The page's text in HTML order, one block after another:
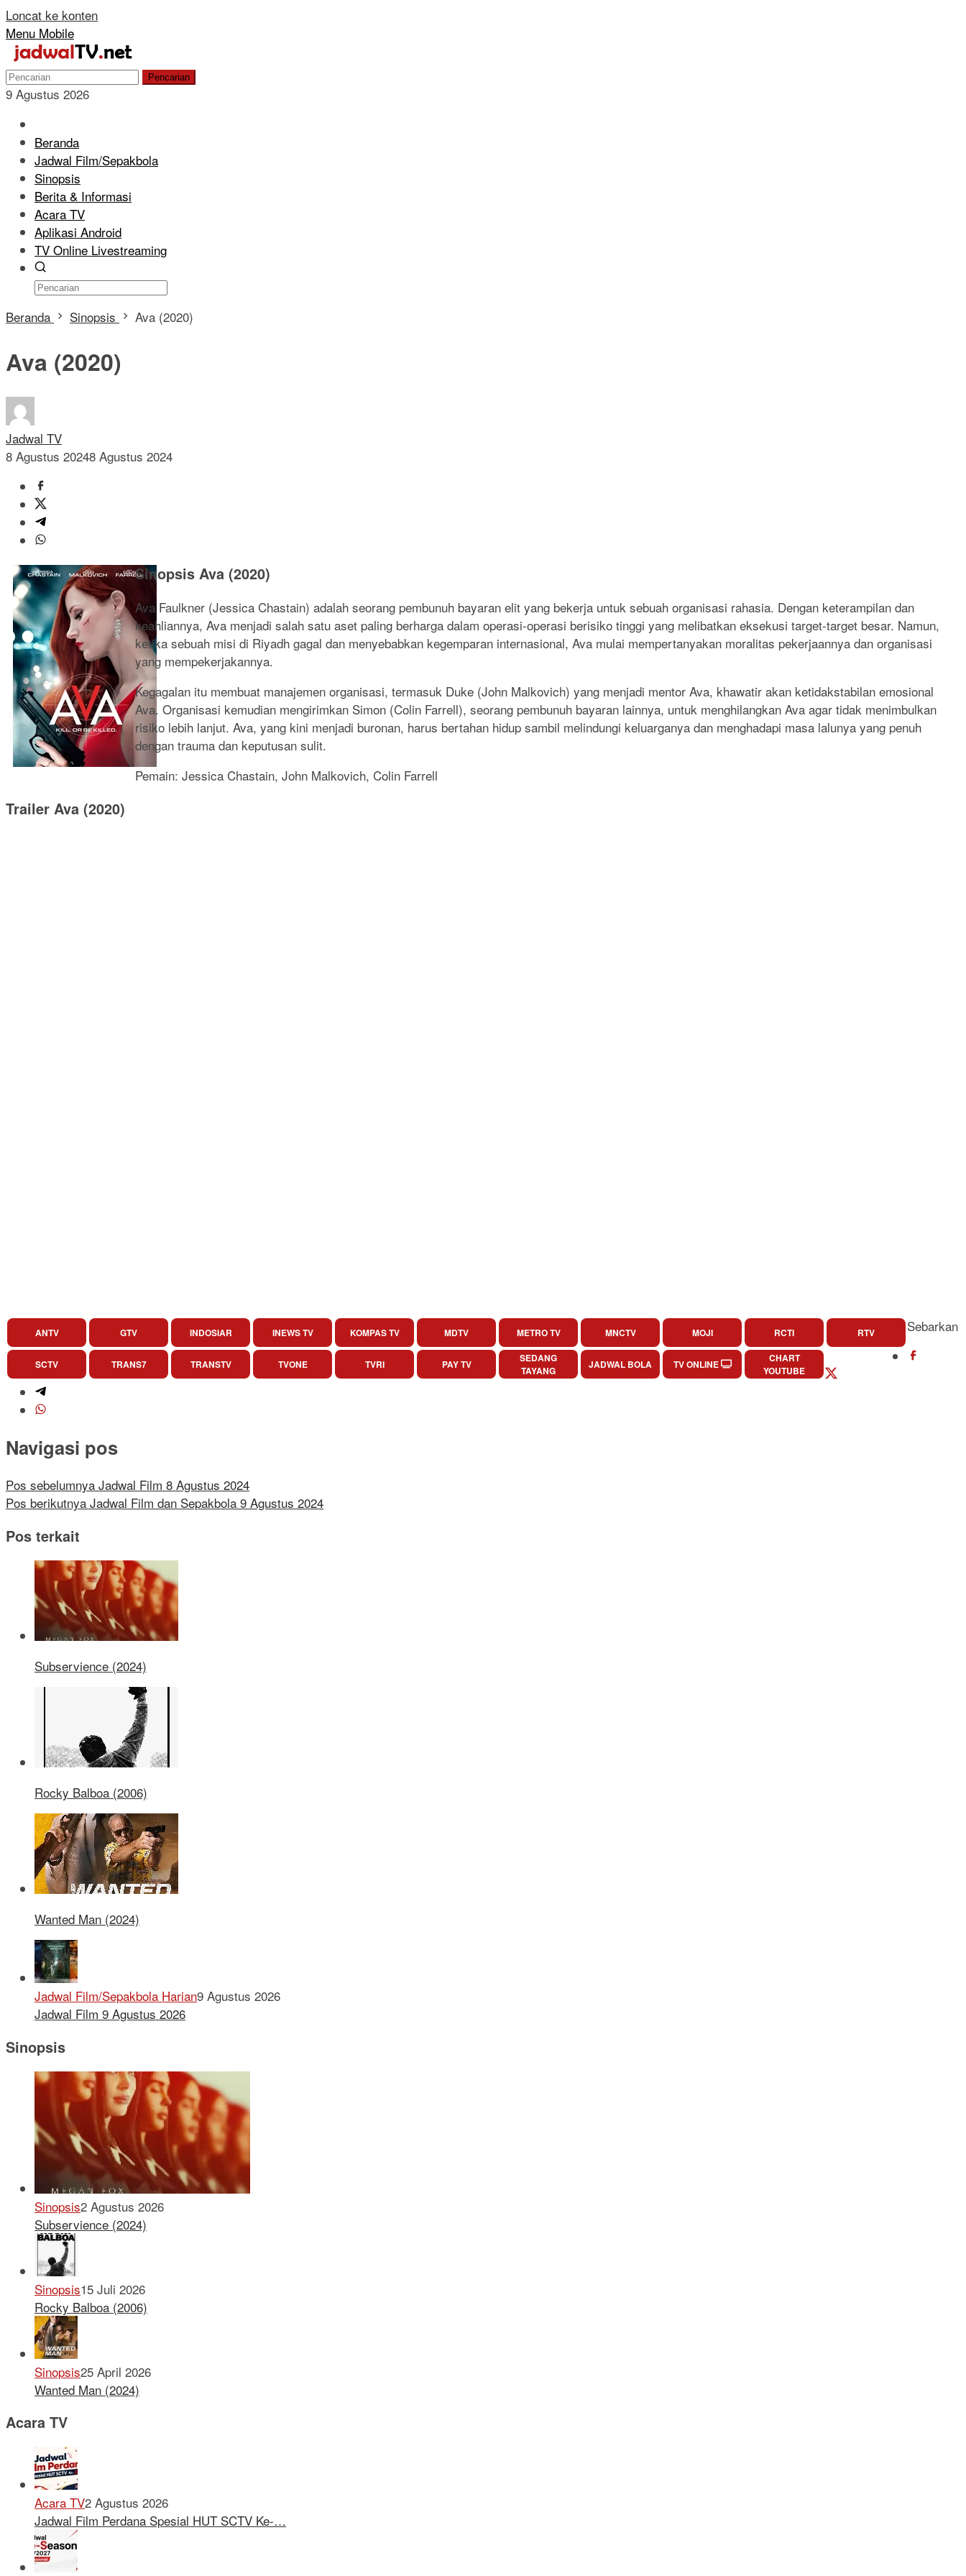
Loncat ke konten
Menu Mobile
Pencarian
9 Agustus 2026
Beranda
Jadwal Film/Sepakbola
Sinopsis
Berita & Informasi
Acara TV
Aplikasi Android
TV Online Livestreaming
Beranda Sinopsis Ava (2020)
Ava (2020)
Jadwal TV
8 Agustus 20248 Agustus 2024
Sinopsis Ava (2020)
Ava Faulkner (Jessica Chastain) adalah seorang pembunuh bayaran elit yang bekerja untuk sebuah organisasi rahasia. Dengan keterampilan dan
keahliannya, Ava menjadi salah satu aset paling berharga dalam operasi-operasi berisiko tinggi yang melibatkan eksekusi target-target besar. Namun,
ketika sebuah misi di Riyadh gagal dan menyebabkan kegemparan internasional, Ava mulai mempertanyakan moralitas pekerjaannya dan organisasi
yang mempekerjakannya.
Kegagalan itu membuat manajemen organisasi, termasuk Duke (John Malkovich) yang menjadi mentor Ava, khawatir akan ketidakstabilan emosional
Ava. Organisasi kemudian mengirimkan Simon (Colin Farrell), seorang pembunuh bayaran lainnya, untuk menghilangkan Ava agar tidak menimbulkan
risiko lebih lanjut. Ava, yang kini menjadi buronan, harus bertahan hidup sambil melindungi keluarganya dan menghadapi masa lalunya yang penuh
dengan trauma dan keputusan sulit.
Pemain: Jessica Chastain, John Malkovich, Colin Farrell
Trailer Ava (2020)
ANTV GTV INDOSIAR INEWS TV KOMPAS TV MDTV METRO TV MNCTV MOJI RCTI RTV
SCTV TRANS7 TRANSTV TVONE TVRI PAY TV
SEDANG
TAYANG
JADWAL BOLA TV ONLINE
CHART
YOUTUBE
Sebarkan
Navigasi pos
Pos sebelumnya Jadwal Film 8 Agustus 2024
Pos berikutnya Jadwal Film dan Sepakbola 9 Agustus 2024
Pos terkait
Subservience (2024)
Rocky Balboa (2006)
Wanted Man (2024)
Jadwal Film/Sepakbola Harian9 Agustus 2026
Jadwal Film 9 Agustus 2026
Sinopsis
Sinopsis2 Agustus 2026
Subservience (2024)
Sinopsis15 Juli 2026
Rocky Balboa (2006)
Sinopsis25 April 2026
Wanted Man (2024)
Acara TV
Acara TV2 Agustus 2026
Jadwal Film Perdana Spesial HUT SCTV Ke-…